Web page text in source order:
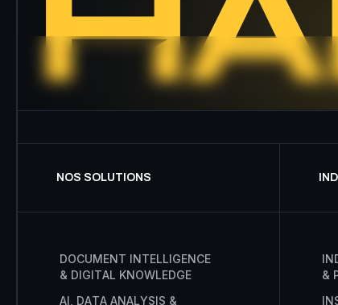
NOS SOLUTIONS
DOCUMENT INTELLIGENCE
& DIGITAL KNOWLEDGE
AI DATA ANALYSIS &
IN
&
IN